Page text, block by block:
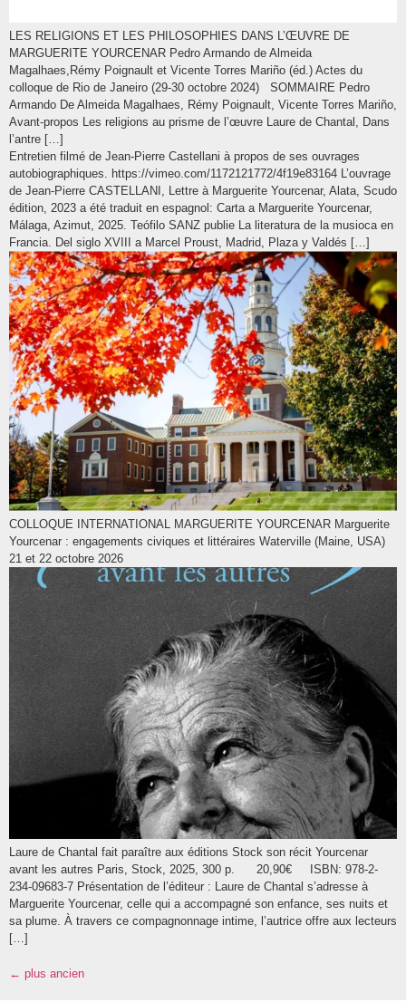
LES RELIGIONS ET LES PHILOSOPHIES DANS L’ŒUVRE DE
MARGUERITE YOURCENAR Pedro Armando de Almeida
Magalhaes,Rémy Poignault et Vicente Torres Mariño (éd.) Actes du
colloque de Rio de Janeiro (29-30 octobre 2024) SOMMAIRE Pedro
Armando De Almeida Magalhaes, Rémy Poignault, Vicente Torres Mariño,
Avant-propos Les religions au prisme de l’œuvre Laure de Chantal, Dans
l’antre […]
Entretien filmé de Jean-Pierre Castellani à propos de ses ouvrages
autobiographiques. https://vimeo.com/1172121772/4f19e83164 L’ouvrage
de Jean-Pierre CASTELLANI, Lettre à Marguerite Yourcenar, Alata, Scudo
édition, 2023 a été traduit en espagnol: Carta a Marguerite Yourcenar,
Málaga, Azimut, 2025. Teófilo SANZ publie La literatura de la musioca en
Francia. Del siglo XVIII a Marcel Proust, Madrid, Plaza y Valdés […]
COLLOQUE INTERNATIONAL MARGUERITE YOURCENAR Marguerite
Yourcenar : engagements civiques et littéraires Waterville (Maine, USA)
21 et 22 octobre 2026
Laure de Chantal fait paraître aux éditions Stock son récit Yourcenar
avant les autres Paris, Stock, 2025, 300 p. 20,90€ ISBN: 978-2-
234-09683-7 Présentation de l’éditeur : Laure de Chantal s’adresse à
Marguerite Yourcenar, celle qui a accompagné son enfance, ses nuits et
sa plume. À travers ce compagnonnage intime, l’autrice offre aux lecteurs
[…]
← plus ancien